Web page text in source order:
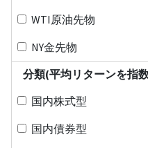
WTI原油先物
NY金先物
分類(平均リターンを指
国内株式型
国内債券型